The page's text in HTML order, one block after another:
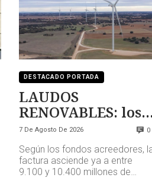
DESTACADO PORTADA
LAUDOS
RENOVABLES: los
aplazamientos
pueden
multiplicar la
deuda
7 De Agosto De 2026 0
Según los fondos acreedores,
factura asciende ya a entre
9.100 y 10.400 millones de